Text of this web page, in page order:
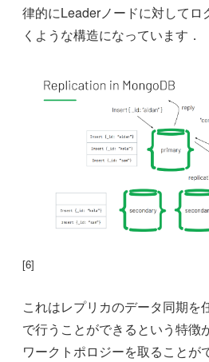
律的にLeaderノードに対してロ
くような構造になっています．
[6]
これはレプリカのデータ同期を
で行うことができるという特徴
ワークトポロジーを取ることが